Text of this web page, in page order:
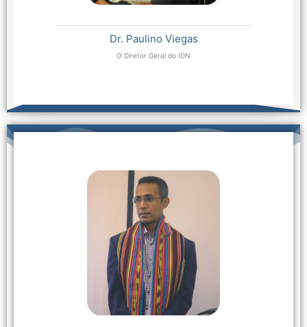
Dr. Paulino Viegas
O Diretor Geral do IDN